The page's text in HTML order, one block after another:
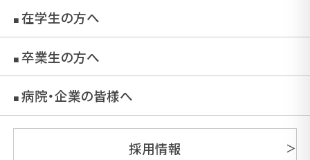
■在学生の方へ
■卒業生の方へ
■病院・企業の皆様へ
採用情報